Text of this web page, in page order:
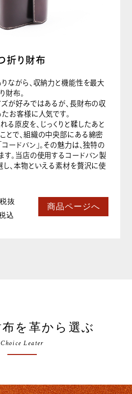
折り財布
りながら、収納力と機能性を最大
財布。
ズが好みではあるが、長財布の収
お客様に人気です。
る原皮を、じっくりと鞣したあと
とで、組織の中央部にある綿密
ードバン」。その魅力は、独特の
す。当店の使用するコードバン製
し、本物といえる素材を贅沢に使
抜
込
商品ページへ
を革から選ぶ
Choice Leater